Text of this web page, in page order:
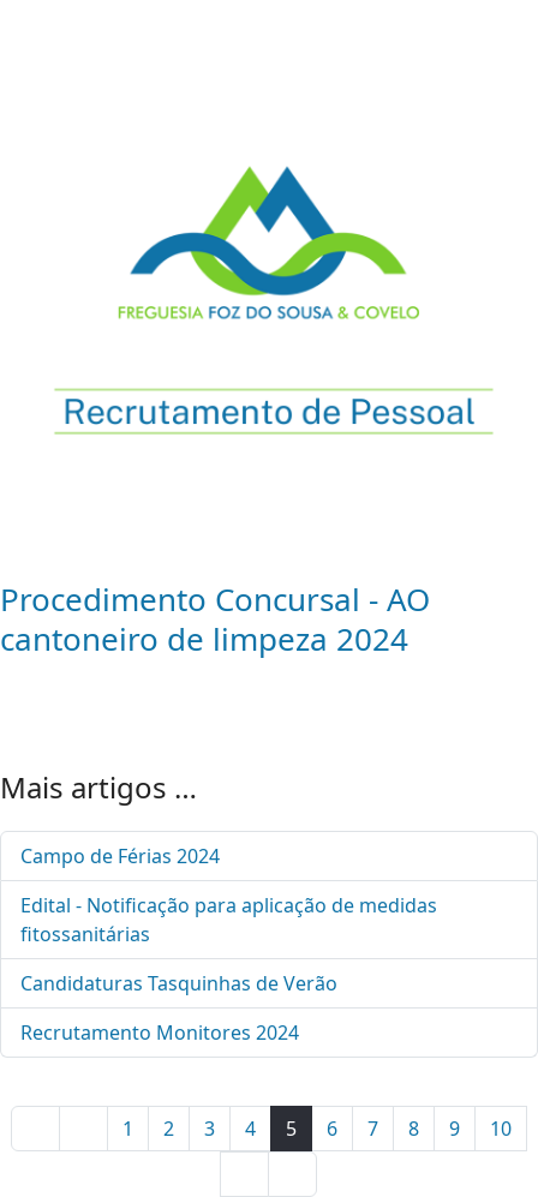
Procedimento Concursal - AO
cantoneiro de limpeza 2024
Mais artigos …
Campo de Férias 2024
Edital - Notificação para aplicação de medidas
fitossanitárias
Candidaturas Tasquinhas de Verão
Recrutamento Monitores 2024
1 2 3 4 5 6 7 8 9 10